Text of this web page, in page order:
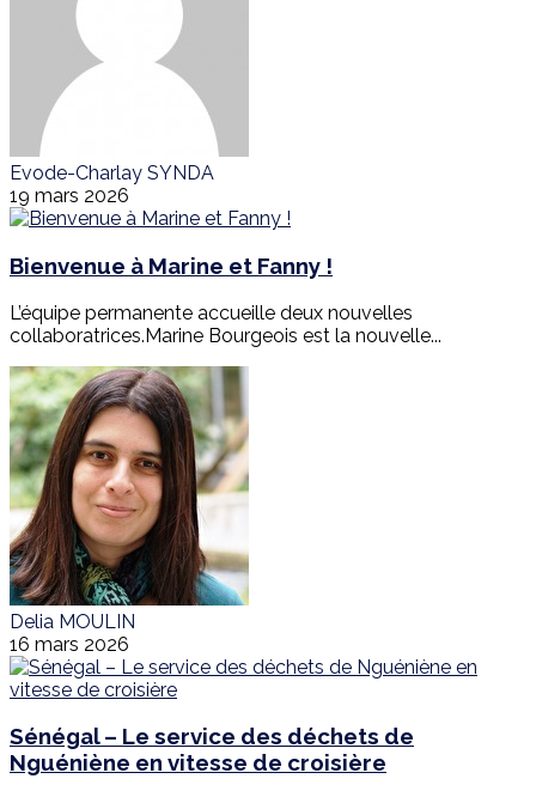
Evode-Charlay SYNDA
19 mars 2026
Bienvenue à Marine et Fanny !
L’équipe permanente accueille deux nouvelles
collaboratrices.Marine Bourgeois est la nouvelle...
Delia MOULIN
16 mars 2026
Sénégal – Le service des déchets de
Nguéniène en vitesse de croisière